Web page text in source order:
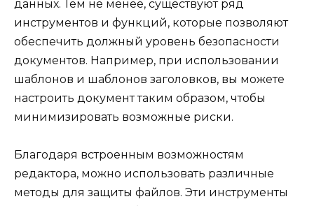
данных. Тем не менее, существуют ряд
инструментов и функций, которые позволяют
обеспечить должный уровень безопасности
документов. Например, при использовании
шаблонов и шаблонов заголовков, вы можете
настроить документ таким образом, чтобы
минимизировать возможные риски.
Благодаря встроенным возможностям
редактора, можно использовать различные
методы для защиты файлов. Эти инструменты